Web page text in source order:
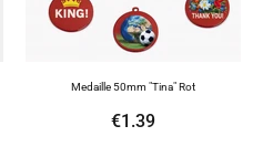
Medaille 50mm "Tina" Rot
€1.39